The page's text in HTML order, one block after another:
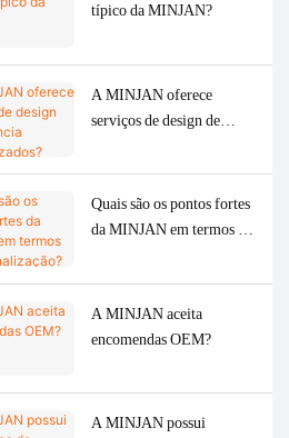
típico da MINJAN?
A MINJAN oferece
serviços de design de
Quais são os pontos fortes
da MINJAN em termos de
A MINJAN aceita
encomendas OEM?
A MINJAN possui